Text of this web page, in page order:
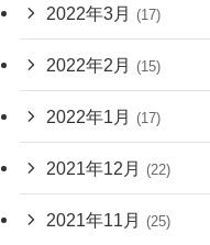
2022年3月 (17)
2022年2月 (15)
2022年1月 (17)
2021年12月 (22)
2021年11月 (25)